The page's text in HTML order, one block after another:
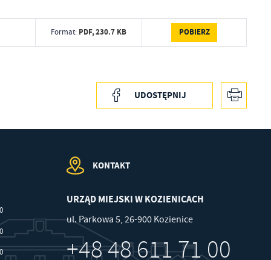
Format: PDF,230.7 KB POBIERZ
UDOSTĘPNIJ
KONTAKT
URZĄD MIEJSKI W KOZIENICACH
ul. Parkowa 5, 26-900 Kozienice
+48 48 611 71 00